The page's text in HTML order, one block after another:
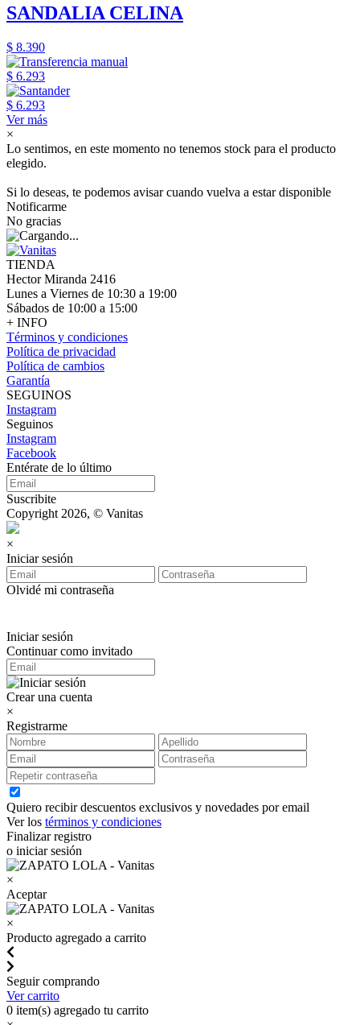
SANDALIA CELINA
$ 8.390
$ 6.293
$ 6.293
Ver más
×
Lo sentimos, en este momento no tenemos stock para el producto
elegido.
Si lo deseas, te podemos avisar cuando vuelva a estar disponible
Notificarme
No gracias
TIENDA
Hector Miranda 2416
Lunes a Viernes de 10:30 a 19:00
Sábados de 10:00 a 15:00
+ INFO
Términos y condiciones
Política de privacidad
Política de cambios
Garantía
SEGUINOS
Instagram
Seguinos
Instagram
Facebook
Entérate de lo último
Suscribite
Copyright 2026, © Vanitas
×
Iniciar sesión
Olvidé mi contraseña
Iniciar sesión
Continuar como invitado
Crear una cuenta
×
Registrarme
Quiero recibir descuentos exclusivos y novedades por email
Ver los términos y condiciones
Finalizar registro
o iniciar sesión
×
Aceptar
×
Producto agregado a carrito
Seguir comprando
Ver carrito
0 item(s) agregado tu carrito